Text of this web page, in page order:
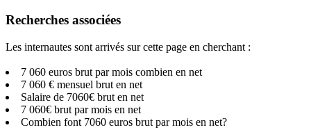
Recherches associées
Les internautes sont arrivés sur cette page en cherchant :
7 060 euros brut par mois combien en net
7 060 € mensuel brut en net
Salaire de 7060€ brut en net
7 060€ brut par mois en net
Combien font 7060 euros brut par mois en net?